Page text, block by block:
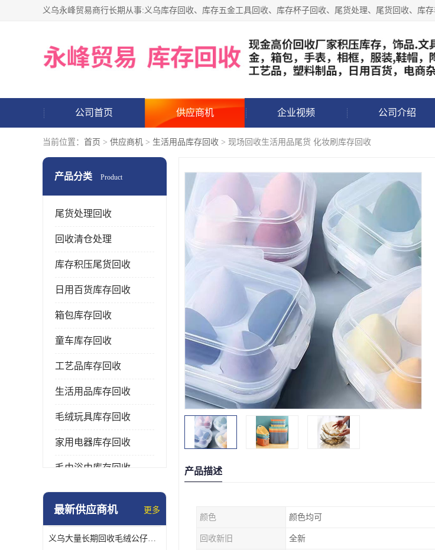
公司首页 供应商机 企业视频 公司介绍
当前位置： 首页 > 供应商机 > 生活用品库存回收 > 现场回收生活用品尾货 化妆刷库存回收
产品分类 Product
尾货处理回收
回收清仓处理
库存积压尾货回收
日用百货库存回收
箱包库存回收
童车库存回收
工艺品库存回收
生活用品库存回收
毛绒玩具库存回收
家用电器库存回收
毛巾浴巾库存回收
水杯保温杯库存回收
五金工具库存回收
最新供应商机 更多
义乌大量长期回收毛绒公仔公司 高价回收库存积压 高价回收 欢迎电话咨询
产品描述
颜色 颜色均可
回收新旧 全新